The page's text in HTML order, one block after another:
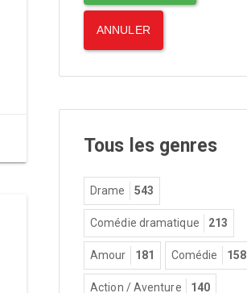
Tous les genres
Drame 543
Comédie dramatique 213
Amour 181 Comédie 158
Action / Aventure 140